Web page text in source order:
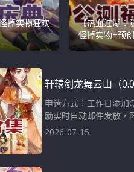
掉实物狂欢
【热血江湖：
怪掉实物+预
轩辕剑龙舞云山（
申请方式：工作日添加
励实时自动邮件发放，
2026-07-15